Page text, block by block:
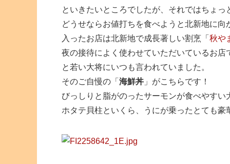
といきたいところでしたが、それではちょっ
どうせならお値打ちを食べようと北新地に向
入ったお店は北新地で成長著しい割烹「 秋や
夜の接待によく使わせていただいているお店
と若い大将にいつも言われていました。
そのご自慢の「 海鮮丼 」がこちらです！
びっしりと脂がのったサーモンが食べやす
ホタテ貝柱といくら、うにが乗ったとても豪